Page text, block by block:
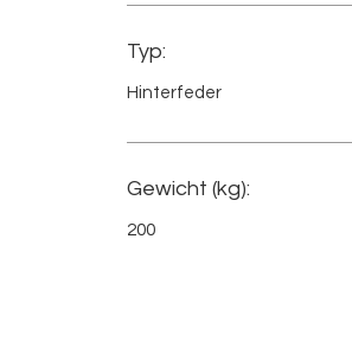
Typ:
Hinterfeder
Gewicht (kg):
200